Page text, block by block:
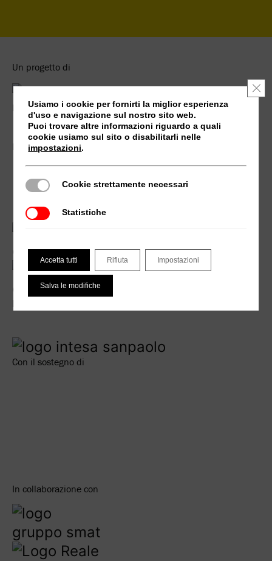
Un progetto di
Realizzato da
In collaborazione con
Main partner
Con il sostegno di
In collaborazione con
Usiamo i cookie per fornirti la miglior esperienza
d'uso e navigazione sul nostro sito web.
Puoi trovare altre informazioni riguardo a quali
cookie usiamo sul sito o disabilitarli nelle
impostazioni.
Cookie strettamente necessari
Cookie strettamente necessari
Statistiche
Statistiche
Accetta tutti Rifiuta Impostazioni
Salva le modifiche